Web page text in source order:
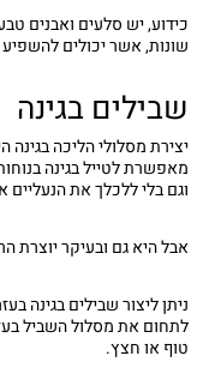
כידוע, יש סלעים ואבנים
שונות, אשר יכולים
שבילים בגינה
יצירת מסלולי הליכה
מאפשרת לטייל בגינה
וגם בלי ללכלך את
אבל היא גם ובעיקר יוצרת
ניתן ליצור שבילים בגינה
לתחום את מסלול השביל
טוף או חצץ.